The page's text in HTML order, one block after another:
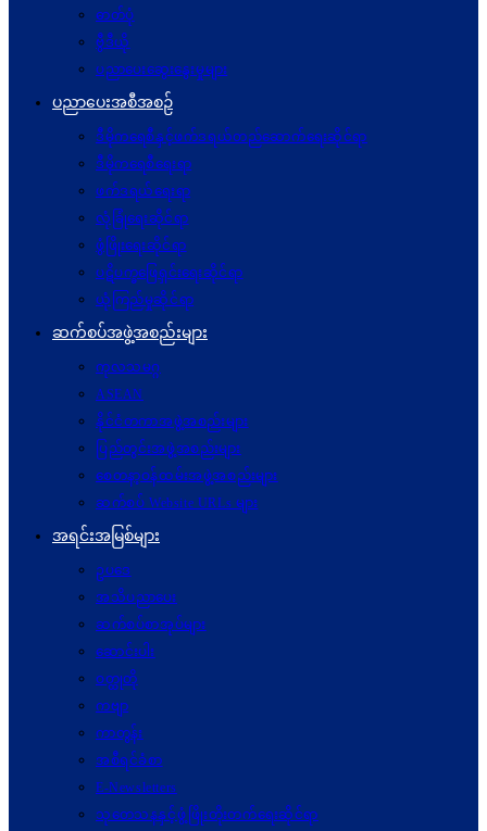
ဓာတ်ပုံ
ဗွီဒီယို
ပညာပေးဆွေးနွေးမှုများ
ပညာပေးအစီအစဉ်
ဒီမိုကရေစီနှင့်ဖက်ဒရယ်တည်ဆောက်ရေးဆိုင်ရာ
ဒီမိုကရေစီရေးရာ
ဖက်ဒရယ်ရေးရာ
လုံခြုံရေးဆိုင်ရာ
ဖွံဖြိုးရေးဆိုင်ရာ
ပဋိပက္ခ‌ဖြေရှင်းရေးဆိုင်ရာ
ယုံကြည်မှုဆိုင်ရာ
ဆက်စပ်အဖွဲ့အစည်းများ
ကုလသမဂ္ဂ
ASEAN
နိုင်ငံတကာအဖွဲ့အစည်းများ
ပြည်တွင်းအဖွဲ့အစည်းများ
စေတနာ့ဝန်ထမ်းအဖွဲ့အစည်းများ
ဆက်စပ် Website URLs များ
အရင်းအမြစ်များ
ဥပဒေ
အသိပညာပေး
ဆက်စပ်စာအုပ်များ
ဆောင်းပါး
ဝတ္ထုတို
ကဗျာ
ကာတွန်း
အစီရင်ခံစာ
E-Newsletters
သုတေသနနှင့်ဖွံ့ဖြိုးတိုးတက်ရေးဆိုင်ရာ